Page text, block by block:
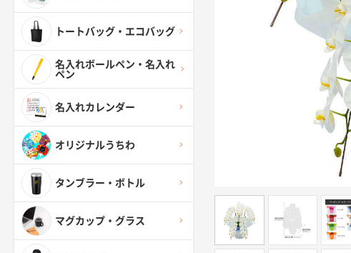
トートバッグ・エコバッグ
名入れボールペン・名入れ
ペン
名入れカレンダー
オリジナルうちわ
タンブラー・ボトル
マグカップ・グラス